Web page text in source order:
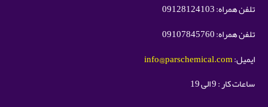
تلفن همراه: 09128124103
تلفن همراه: 09107845760
ایمیل:info@parschemical.com
ساعات کار : 9 الی 19